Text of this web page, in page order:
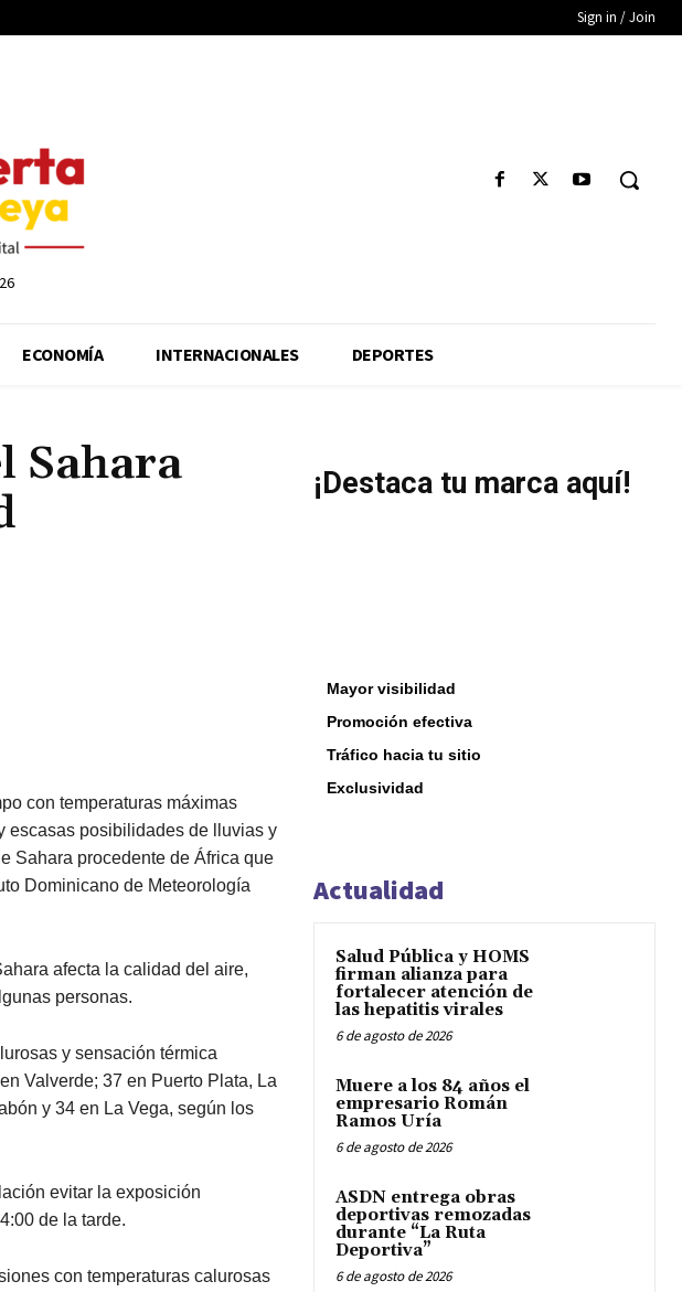
Sign in / Join
ECONOMÍA INTERNACIONALES DEPORTES
Sahara
con temperaturas máximas
escasas posibilidades de lluvias y
Sahara procedente de África que
Dominicano de Meteorología
afecta la calidad del aire,
personas.
y sensación térmica
Valverde; 37 en Puerto Plata, La
y 34 en La Vega, según los
evitar la exposición
de la tarde.
con temperaturas calurosas
¡Destaca tu marca aquí!
Mayor visibilidad
Promoción efectiva
Tráfico hacia tu sitio
Exclusividad
Actualidad
Salud Pública y HOMS
firman alianza para
fortalecer atención de
las hepatitis virales
6 de agosto de 2026
Muere a los 84 años el
empresario Román
Ramos Uría
6 de agosto de 2026
ASDN entrega obras
deportivas remozadas
durante “La Ruta
Deportiva”
6 de agosto de 2026